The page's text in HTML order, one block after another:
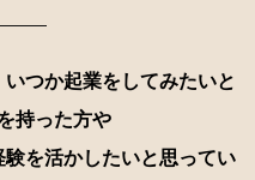
つか起業をしてみたいと
持った方や
を活かしたいと思ってい